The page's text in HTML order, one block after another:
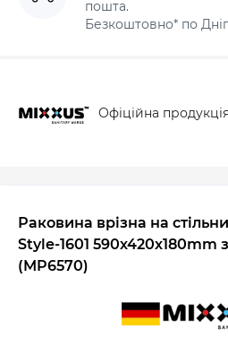
пошта.
Безкоштовно* по
Офіційна продукція
Раковина врізна на
Style-1601 590х420х180mm
(MP6570)